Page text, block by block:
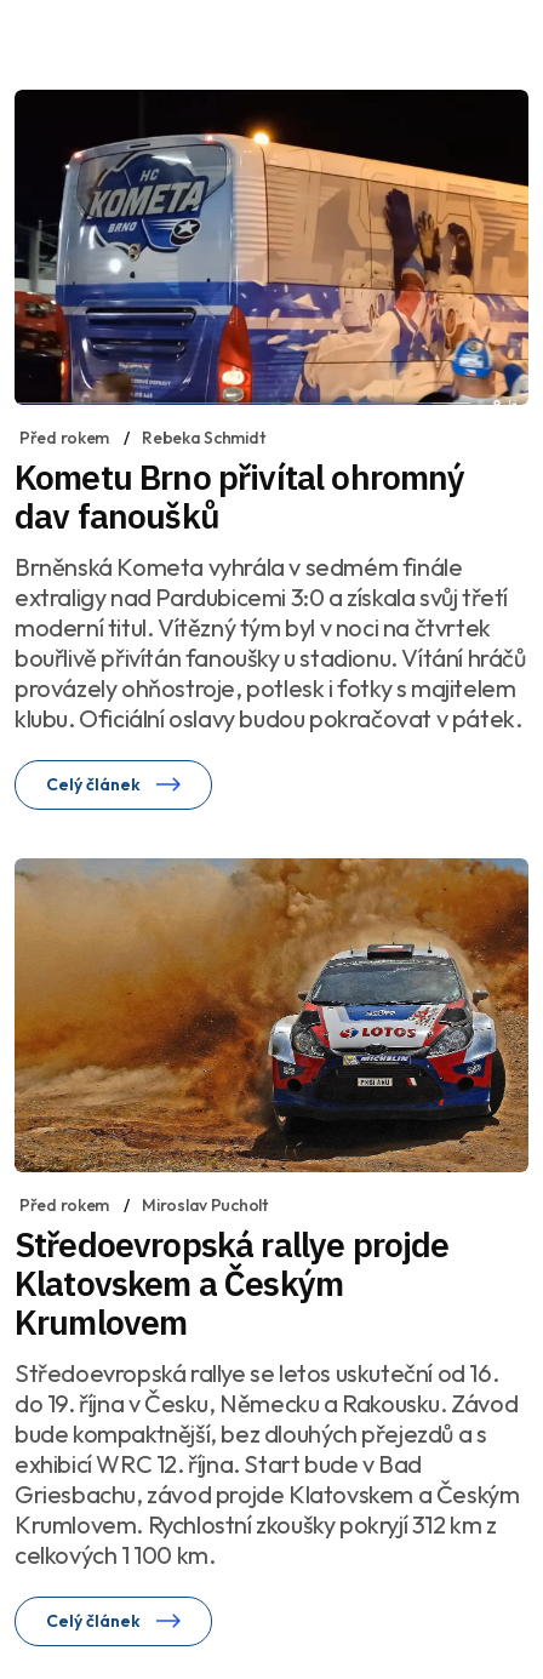
Před rokem Rebeka Schmidt
Kometu Brno přivítal ohromný
dav fanoušků
Brněnská Kometa vyhrála v sedmém finále
extraligy nad Pardubicemi 3:0 a získala svůj třetí
moderní titul. Vítězný tým byl v noci na čtvrtek
bouřlivě přivítán fanoušky u stadionu. Vítání hráčů
provázely ohňostroje, potlesk i fotky s majitelem
klubu. Oficiální oslavy budou pokračovat v pátek.
Celý článek
Před rokem Miroslav Pucholt
Středoevropská rallye projde
Klatovskem a Českým
Krumlovem
Středoevropská rallye se letos uskuteční od 16.
do 19. října v Česku, Německu a Rakousku. Závod
bude kompaktnější, bez dlouhých přejezdů a s
exhibicí WRC 12. října. Start bude v Bad
Griesbachu, závod projde Klatovskem a Českým
Krumlovem. Rychlostní zkoušky pokryjí 312 km z
celkových 1 100 km.
Celý článek